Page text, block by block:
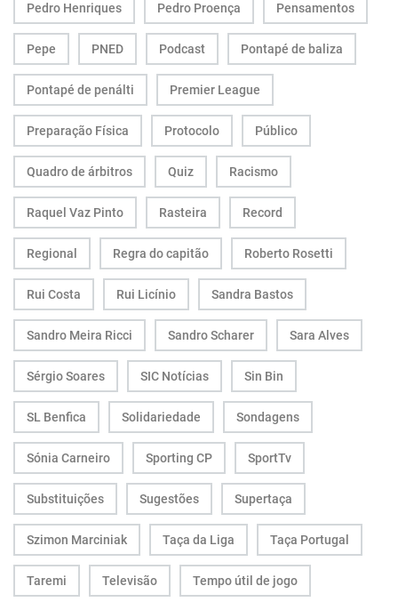
Pedro Henriques Pedro Proença Pensamentos
Pepe PNED Podcast Pontapé de baliza
Pontapé de penálti Premier League
Preparação Física Protocolo Público
Quadro de árbitros Quiz Racismo
Raquel Vaz Pinto Rasteira Record
Regional Regra do capitão Roberto Rosetti
Rui Costa Rui Licínio Sandra Bastos
Sandro Meira Ricci Sandro Scharer Sara Alves
Sérgio Soares SIC Notícias Sin Bin
SL Benfica Solidariedade Sondagens
Sónia Carneiro Sporting CP SportTv
Substituições Sugestões Supertaça
Szimon Marciniak Taça da Liga Taça Portugal
Taremi Televisão Tempo útil de jogo